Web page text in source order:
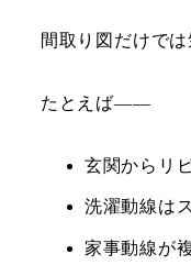
間取り図だけで
たとえば――
玄関からリ
洗濯動線は
家事動線が